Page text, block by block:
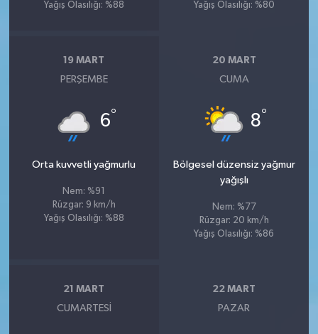
Yağış Olasılığı: %88
Yağış Olasılığı: %80
19 MART
PERŞEMBE
6°
Orta kuvvetli yağmurlu
Nem: %91
Rüzgar: 9 km/h
Yağış Olasılığı: %88
20 MART
CUMA
8°
Bölgesel düzensiz yağmur
yağışlı
Nem: %77
Rüzgar: 20 km/h
Yağış Olasılığı: %86
21 MART
CUMARTESI
22 MART
PAZAR